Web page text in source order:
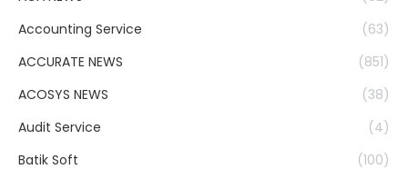
Accounting Service
(63)
ACCURATE NEWS
(851)
ACOSYS NEWS
(38)
Audit Service
(4)
Batik Soft
(100)